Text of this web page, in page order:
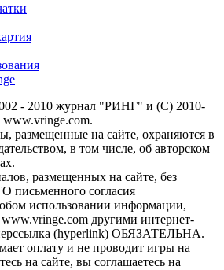
- 2010 журнал "РИНГ" и (С) 2010-
www.vringe.com.
размещенные на сайте, охраняются в
в том числе, об авторском
размещенных на сайте, без
согласия
использовании информации,
другими интернет-
(hyperlink) ОБЯЗАТЕЛЬНА.
оплату и не проводит игры на
на сайте, вы соглашаетесь на